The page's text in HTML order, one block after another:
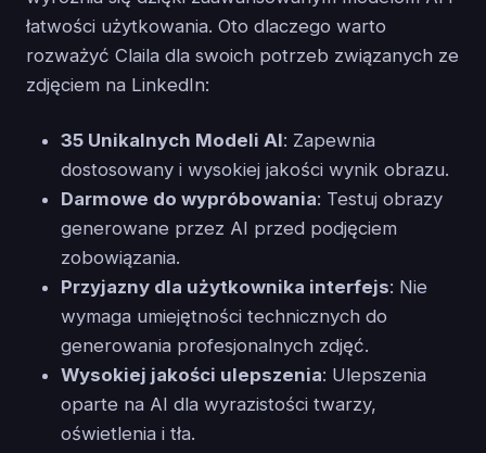
łatwości użytkowania. Oto dlaczego warto
rozważyć Claila dla swoich potrzeb związanych ze
zdjęciem na LinkedIn:
35 Unikalnych Modeli AI: Zapewnia
dostosowany i wysokiej jakości wynik obrazu.
Darmowe do wypróbowania: Testuj obrazy
generowane przez AI przed podjęciem
zobowiązania.
Przyjazny dla użytkownika interfejs: Nie
wymaga umiejętności technicznych do
generowania profesjonalnych zdjęć.
Wysokiej jakości ulepszenia: Ulepszenia
oparte na AI dla wyrazistości twarzy,
oświetlenia i tła.